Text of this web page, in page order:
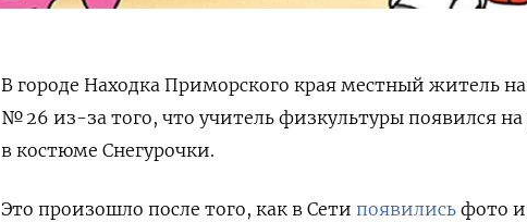
В городе Находка Приморского края местный житель
№ 26 из-за того, что учитель физкультуры появился
в костюме Снегурочки.
Это произошло после того, как в Сети появились фото и